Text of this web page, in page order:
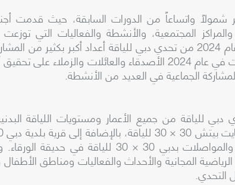
شمولاً واتساعاً من الدورات السابقة، حيث قدمت
والمراكز المجتمعية، والأنشطة والفعاليات التي
ساعدت الأنشطة والفعاليات في عام 2024 الأصدقاء والعائلات
الجماعية في العديد من الأنشطة.
للياقة من جميع الأعمار ومستويات اللياقة
زعبيل، وقرية هيئة الطرق والمواصلات بدبي 30 ×
التحدي.